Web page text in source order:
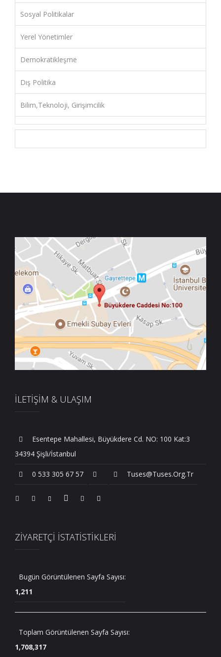
Sosyal Politikalar
Yerel Yönetimler
Demokratikleşme
Dış Politika
Bilim,Teknoloji, Girişimcilik
İLETİŞİM & ULAŞIM
Esentepe Mahallesi, Büyükdere Cd. NO: 100 Kat:3
34394 Şişli/İstanbul
0 533 305 67 57 Tuses@tuses.org.tr
ZİYARETÇİ İSTATİSTİKLERİ
Bugün Görüntülenen Sayfa Sayısı:
1,211
Toplam Görüntülenen Sayfa Sayısı:
1,708,317